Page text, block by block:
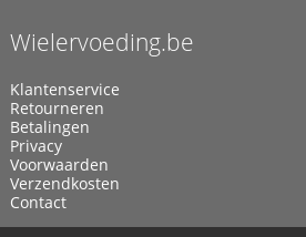
Wielervoeding.be
Klantenservice
Retourneren
Betalingen
Privacy
Voorwaarden
Verzendkosten
Contact